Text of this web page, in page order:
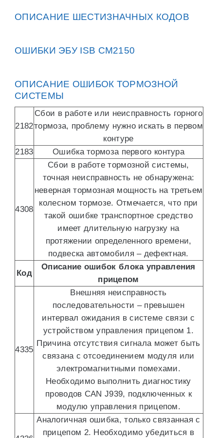
ОПИСАНИЕ ШЕСТИЗНАЧНЫХ КОДОВ
ОШИБКИ ЭБУ ISB СМ2150
ОПИСАНИЕ ОШИБОК ТОРМОЗНОЙ
СИСТЕМЫ
2182
Сбои в работе или неисправность горного
тормоза, проблему нужно искать в первом
контуре
2183
Ошибка тормоза первого контура
4308
Сбои в работе тормозной системы,
точная неисправность не обнаружена:
неверная тормозная мощность на третьем
колесном тормозе. Отмечается, что при
такой ошибке транспортное средство
имеет длительную нагрузку на
протяжении определенного времени,
подвеска автомобиля – дефектная.
Код
Описание ошибок блока управления
прицепом
4335
Внешняя неисправность
последовательности – превышен
интервал ожидания в системе связи с
устройством управления прицепом 1.
Причина отсутствия сигнала может быть
связана с отсоединением модуля или
электромагнитными помехами.
Необходимо выполнить диагностику
проводов CAN J939, подключенных к
модулю управления прицепом.
Аналогичная ошибка, только связанная с
прицепом 2. Необходимо убедиться в